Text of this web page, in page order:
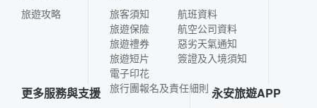
旅遊攻略
旅客須知
旅遊保險
旅遊禮券
旅遊短片
電子印花
航班資料
航空公司資料
惡劣天氣通知
簽證及入境須知
旅行團報名及責任細則
更多服務與支援 永安旅遊APP